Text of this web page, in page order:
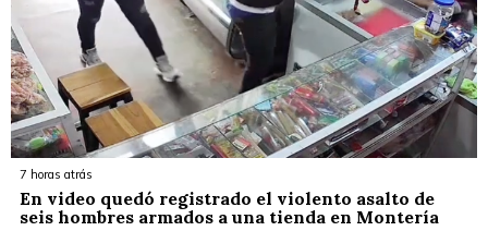
7 horas atrás
En video quedó registrado el violento asalto de
seis hombres armados a una tienda en Montería